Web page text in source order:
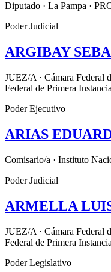
Diputado · La Pampa ·
Poder Judicial
ARGIBAY
JUEZ/A · Cámara Federal
Federal de Primera
Poder Ejecutivo
ARIAS
Comisario/a · Instituto
Poder Judicial
ARMELLA
JUEZ/A · Cámara Federal
Federal de Primera
Poder Legislativo